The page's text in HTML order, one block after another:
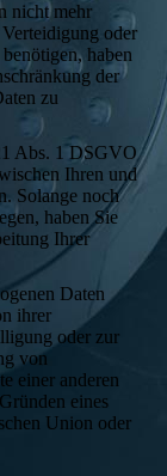
nicht mehr
oder
haben
der
zu
Abs. 1 DSGVO
Ihren und
Solange noch
haben Sie
Ihrer
Daten
ihrer
oder zur
von
einer anderen
eines
Union oder